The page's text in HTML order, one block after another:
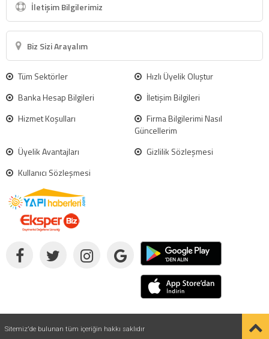
İletişim Bilgilerimiz
Biz Sizi Arayalım
Tüm Sektörler
Hızlı Üyelik Oluştur
Banka Hesap Bilgileri
İletişim Bilgileri
Hizmet Koşulları
Firma Bilgilerimi Nasıl
Güncellerim
Üyelik Avantajları
Gizlilik Sözleşmesi
Kullanıcı Sözleşmesi
Sitemiz'de bulunan tüm içeriğin hakkı saklıdır